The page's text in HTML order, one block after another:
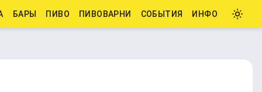
БАРЫ ПИВО ПИВОВАРНИ СОБЫТИЯ ИНФО